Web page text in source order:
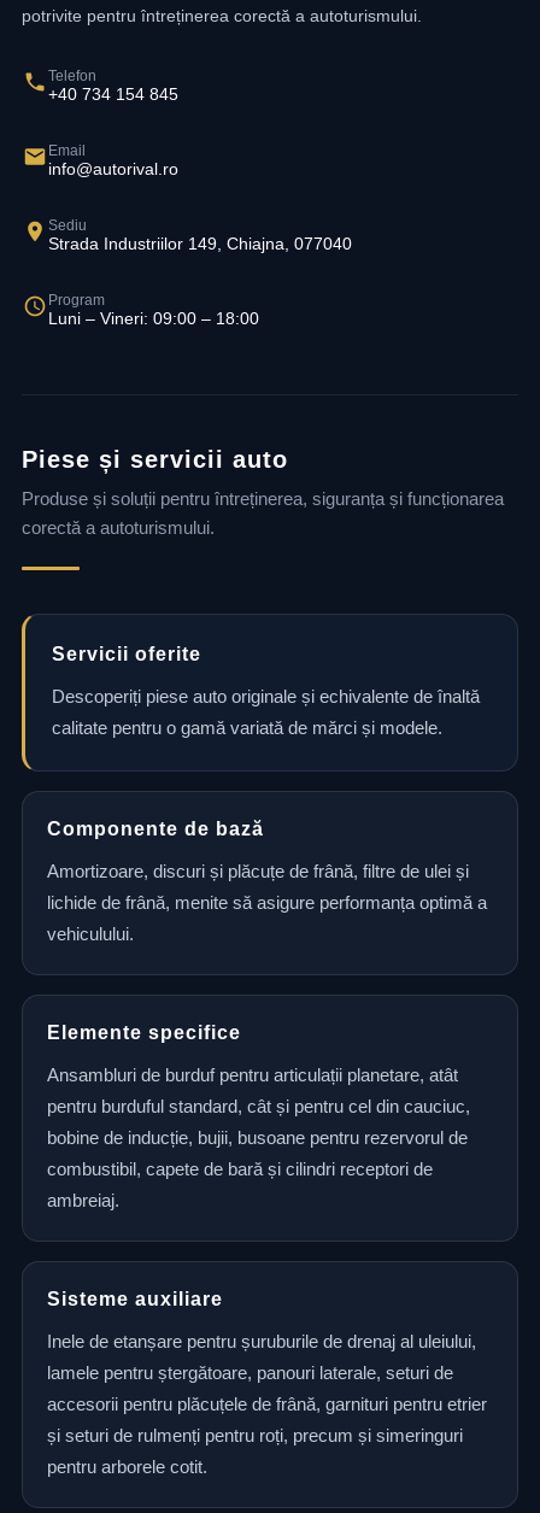
potrivite pentru întreținerea corectă a autoturismului.
Telefon
+40 734 154 845
Email
info@autorival.ro
Sediu
Strada Industriilor 149, Chiajna, 077040
Program
Luni – Vineri: 09:00 – 18:00
Piese și servicii auto
Produse și soluții pentru întreținerea, siguranța și funcționarea
corectă a autoturismului.
Servicii oferite
Descoperiți piese auto originale și echivalente de înaltă
calitate pentru o gamă variată de mărci și modele.
Componente de bază
Amortizoare, discuri și plăcuțe de frână, filtre de ulei și
lichide de frână, menite să asigure performanța optimă a
vehiculului.
Elemente specifice
Ansambluri de burduf pentru articulații planetare, atât
pentru burduful standard, cât și pentru cel din cauciuc,
bobine de inducție, bujii, busoane pentru rezervorul de
combustibil, capete de bară și cilindri receptori de
ambreiaj.
Sisteme auxiliare
Inele de etanșare pentru șuruburile de drenaj al uleiului,
lamele pentru ștergătoare, panouri laterale, seturi de
accesorii pentru plăcuțele de frână, garnituri pentru etrier
și seturi de rulmenți pentru roți, precum și simeringuri
pentru arborele cotit.